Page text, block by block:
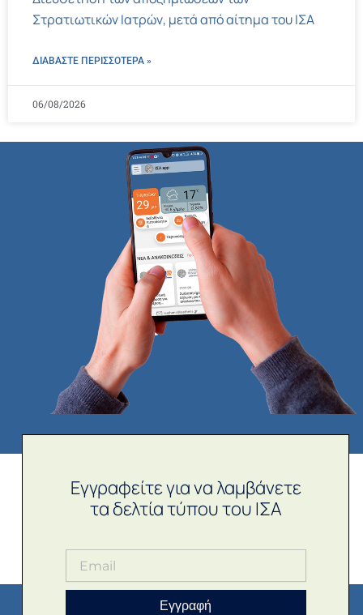
Στρατιωτικών Ιατρών, μετά από αίτημα του ΙΣΑ
ΔΙΑΒΑΣΤΕ ΠΕΡΙΣΣΌΤΕΡΑ »
06/08/2026
Εγγραφείτε για να λαμβάνετε
τα δελτία τύπου του ΙΣΑ
Εγγραφή